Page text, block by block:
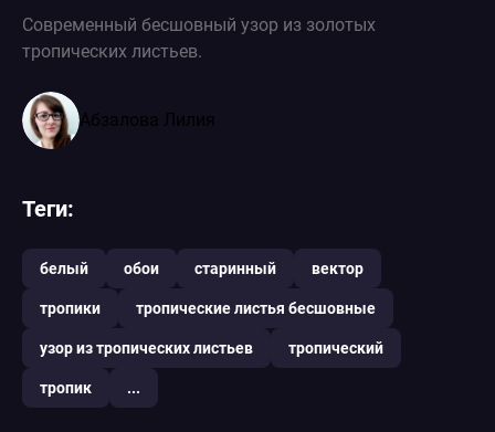
Современный бесшовный узор из золотых
тропических листьев.
Абзалова Лилия
Теги:
белый обои старинный вектор
тропики тропические листья бесшовные
узор из тропических листьев тропический
тропик ...